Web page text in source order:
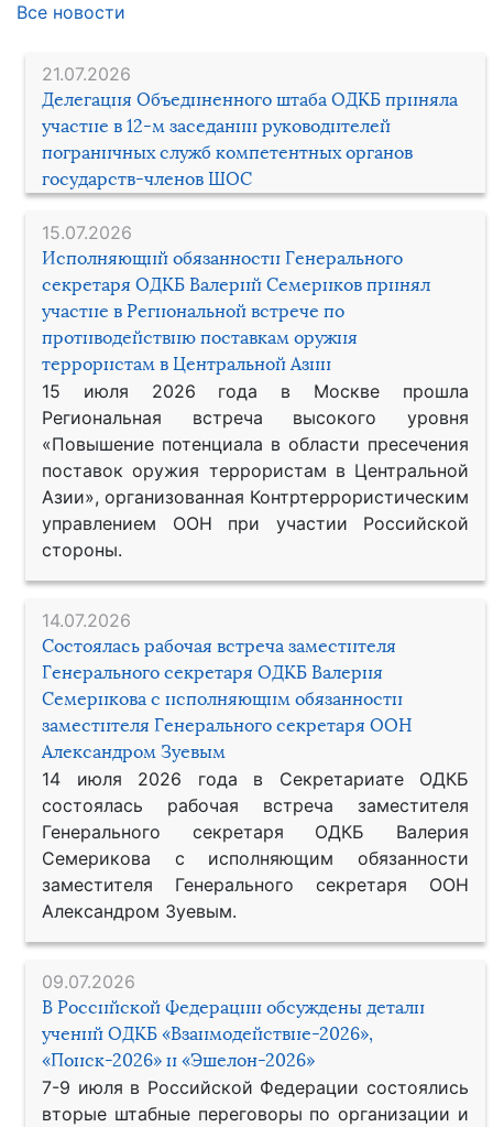
21.07.2026
Делегация Объединенного штаба ОДКБ приняла
участие в 12-м заседании руководителей
пограничных служб компетентных органов
государств-членов ШОС
15.07.2026
Исполняющий обязанности Генерального
секретаря ОДКБ Валерий Семериков принял
участие в Региональной встрече по
противодействию поставкам оружия
террористам в Центральной Азии
15 июля 2026 года в Москве прошла
Региональная встреча высокого уровня
«Повышение потенциала в области пресечения
поставок оружия террористам в Центральной
Азии», организованная Контртеррористическим
управлением ООН при участии Российской
стороны.
14.07.2026
Состоялась рабочая встреча заместителя
Генерального секретаря ОДКБ Валерия
Семерикова с исполняющим обязанности
заместителя Генерального секретаря ООН
Александром Зуевым
14 июля 2026 года в Секретариате ОДКБ
состоялась рабочая встреча заместителя
Генерального секретаря ОДКБ Валерия
Семерикова с исполняющим обязанности
заместителя Генерального секретаря ООН
Александром Зуевым.
09.07.2026
В Российской Федерации обсуждены детали
учений ОДКБ «Взаимодействие-2026»,
«Поиск-2026» и «Эшелон-2026»
7-9 июля в Российской Федерации состоялись
вторые штабные переговоры по организации и
Все новости